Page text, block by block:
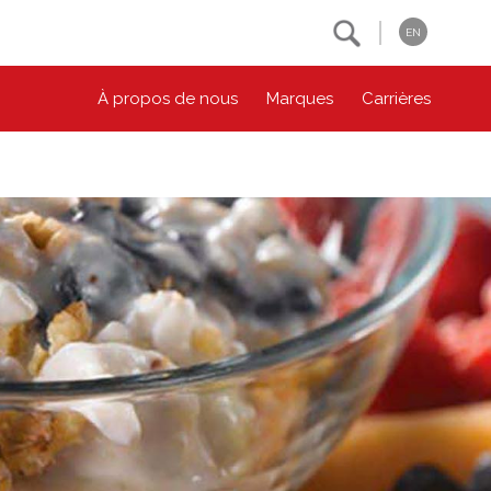
EN
À propos de nous Marques Carrières
Environnement
Bien-être des animaux
Collectivité
Principes coopératifs
Diversité et inclusion
Accessibilité
Contactez-nous
Location